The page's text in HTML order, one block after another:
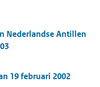
Nederlandse Antillen
19 februari 2002